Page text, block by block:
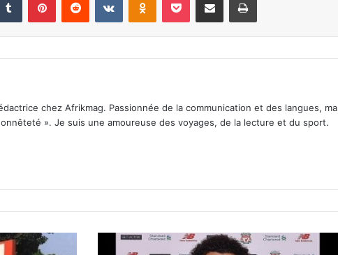
chez Afrikmag. Passionnée de la communication et des langues, ma
». Je suis une amoureuse des voyages, de la lecture et du sport.